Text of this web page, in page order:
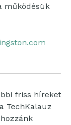
működésük
friss híreket
TechKalauz